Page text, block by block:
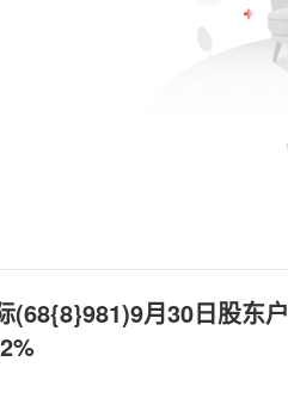
(68{8}981)9月30日股东